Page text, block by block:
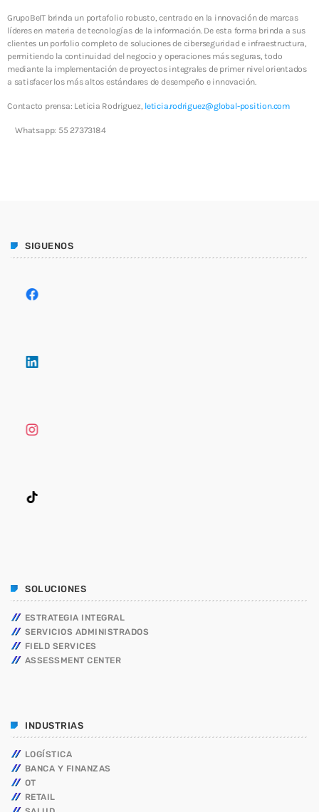
GrupoBeIT brinda un portafolio robusto, centrado en la innovación de marcas
líderes en materia de tecnologías de la información. De esta forma brinda a sus
clientes un porfolio completo de soluciones de ciberseguridad e infraestructura,
permitiendo la continuidad del negocio y operaciones más seguras, todo
mediante la implementación de proyectos integrales de primer nivel orientados
a satisfacer los más altos estándares de desempeño e innovación.
Contacto prensa: Leticia Rodriguez, leticia.rodriguez@global-position.com
Whatsapp: 55 27373184
SIGUENOS
SOLUCIONES
ESTRATEGIA INTEGRAL
SERVICIOS ADMINISTRADOS
FIELD SERVICES
ASSESSMENT CENTER
INDUSTRIAS
LOGÍSTICA
BANCA Y FINANZAS
OT
RETAIL